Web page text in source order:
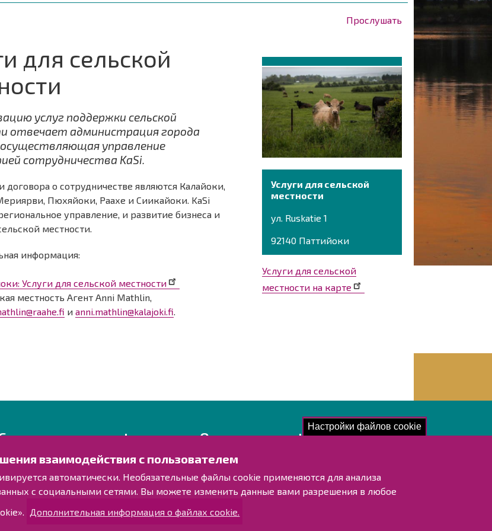
Настройки файлов cookie
взаимодействия с пользователем
автоматически. Необязательные файлы cookie применяются для анализа
с социальными сетями. Вы можете изменить данные вами разрешения в любое
Дополнительная информация о файлах cookie.
Прослушать
для сельской
услуг поддержки сельской
отвечает администрация города
управление
сотрудничества KaSi.
договора о сотрудничестве являются Калайоки,
Пюхяйоки, Раахе и Сиикайоки. KaSi
управление, и развитие бизнеса и
местности.
информация:
Услуги для сельской местности
местность Агент Anni Mathlin,
иanni.mathlin@kalajoki.fi.
Услуги для сельской
местности
ул. Ruskatie 1
92140 Паттийоки
Услуги для сельской
местности на карте
с нами!
отзыв
Контактные данные персонала
с указателями
Ознакомьтесь!
Обработка персональных данных
Информация о доступности для людей с
ограниченными возможностями
Карта сайта